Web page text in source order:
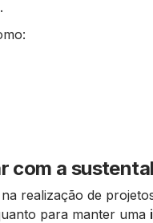
com a
realização de
para manter uma